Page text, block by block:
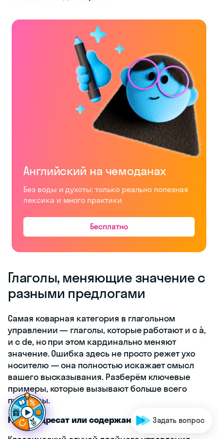
Английский на чемоданах
Без воды и духоты: только реально полезная
лексика и много практики
Бесплатно
Глаголы, меняющие значение с
разными предлогами
Самая коварная категория в глагольном
управлении — глаголы, которые работают и с à,
и с de, но при этом кардинально меняют
значение. Ошибка здесь не просто режет ухо
носителю — она полностью искажает смысл
вашего высказывания. Разберём ключевые
примеры, которые вызывают больше всего
путаницы.
Parler: адресат или содержание?
Готов ыпрод
Задать вопрос